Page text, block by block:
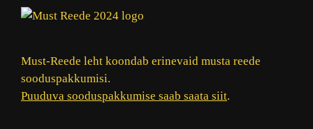
Must-Reede leht koondab erinevaid musta reede
sooduspakkumisi.
Puuduva sooduspakkumise saab saata siit.